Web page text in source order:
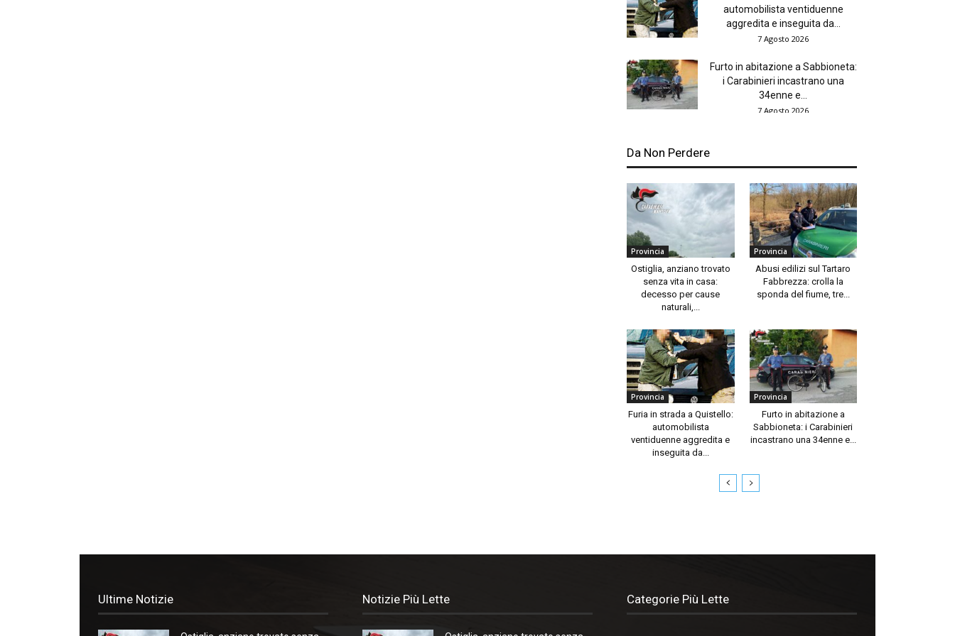
automobilista ventiduenne
aggredita e inseguita da...
7 Agosto 2026
Furto in abitazione a Sabbioneta:
i Carabinieri incastrano una
34enne e...
7 Agosto 2026
Da Non Perdere
Provincia
Ostiglia, anziano trovato
senza vita in casa:
decesso per cause
naturali,...
Provincia
Abusi edilizi sul Tartaro
Fabbrezza: crolla la
sponda del fiume, tre...
Provincia
Furia in strada a Quistello:
automobilista
ventiduenne aggredita e
inseguita da...
Provincia
Furto in abitazione a
Sabbioneta: i Carabinieri
incastrano una 34enne e...
Ultime Notizie Notizie Più Lette Categorie Più Lette